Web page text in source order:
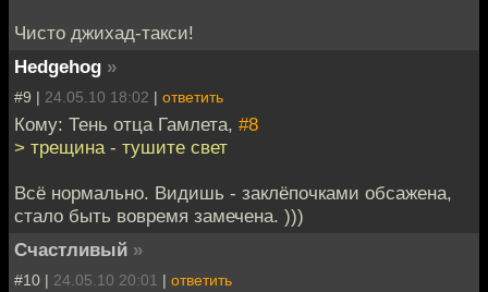
Чисто джихад-такси!
Hedgehog »
#9 | 24.05.10 18:02 | ответить
Кому: Тень отца Гамлета, #8
> трещина - тушите свет
Всё нормально. Видишь - заклёпочками обсажена,
стало быть вовремя замечена. )))
Счастливый »
#10 | 24.05.10 20:01 | ответить